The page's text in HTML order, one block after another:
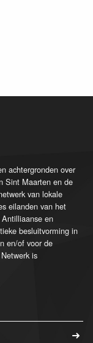
achtergronden over
Sint Maarten en de
van lokale
eilanden van het
en
besluitvorming in
en/of voor de
is